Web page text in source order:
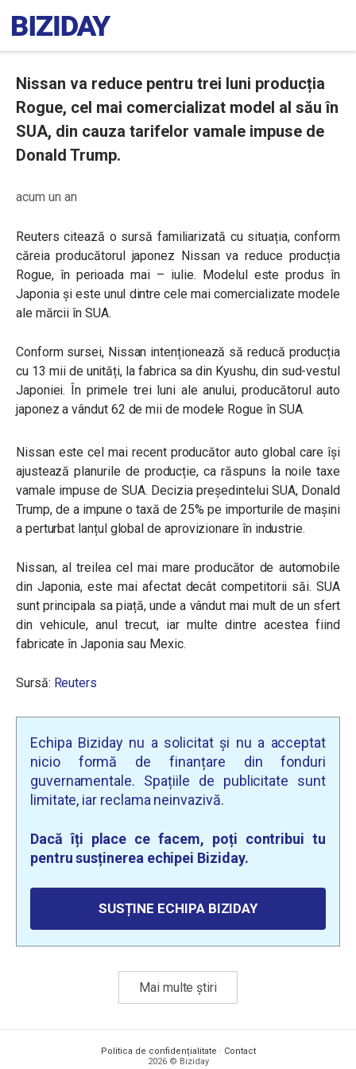
Nissan va reduce pentru trei luni producția
Rogue, cel mai comercializat model al său în
SUA, din cauza tarifelor vamale impuse de
Donald Trump.
acum un an
Reuters citează o sursă familiarizată cu situația, conform
căreia producătorul japonez Nissan va reduce producția
Rogue, în perioada mai – iulie. Modelul este produs în
Japonia și este unul dintre cele mai comercializate modele
ale mărcii în SUA.
Conform sursei, Nissan intenționează să reducă producția
cu 13 mii de unități, la fabrica sa din Kyushu, din sud-vestul
Japoniei. În primele trei luni ale anului, producătorul auto
japonez a vândut 62 de mii de modele Rogue în SUA.
Nissan estecel mai recent producător auto global care își
ajustează planurile de producție, ca răspuns la noile taxe
vamale impuse de SUA. Decizia președintelui SUA, Donald
Trump, de a impune o taxă de 25% pe importurile de mașini
a perturbat lanțul global de aprovizionare în industrie.
Nissan, al treilea cel mai mare producător de automobile
din Japonia, este mai afectat decât competitorii săi. SUA
sunt principala sa piață, unde a vândut mai mult de un sfert
din vehicule, anul trecut, iar multe dintre acestea fiind
fabricate în Japonia sau Mexic.
Sursă: Reuters
Echipa Biziday nu a solicitat și nu a acceptat
nicio formă de finanțare din fonduri
guvernamentale. Spațiile de publicitate sunt
limitate, iar reclama neinvazivă.
Dacă îți place ce facem, poți contribui tu
pentru susținerea echipei Biziday.
SUSȚINE ECHIPA BIZIDAY
Mai multe știri
Politica de confidențialitate · Contact
2026 © Biziday